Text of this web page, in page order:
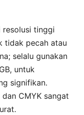
resolusi tinggi
tidak pecah atau
selalu gunakan
untuk
signifikan.
CMYK sangat